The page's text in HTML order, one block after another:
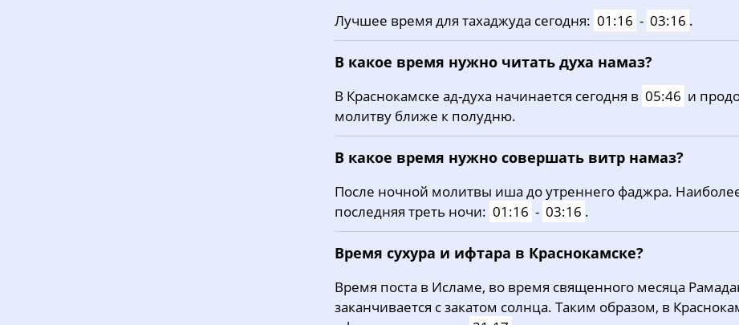
Лучшее время для тахаджуда сегодня: 01:16 - 03:16 .
В какое время нужно читать духа намаз?
В Краснокамске ад-духа начинается сегодня в 05:46 и
молитву ближе к полудню.
В какое время нужно совершать витр намаз?
После ночной молитвы иша до утреннего фаджра.
последняя треть ночи: 01:16 - 03:16 .
Время сухура и ифтара в Краснокамске?
Время поста в Исламе, во время священного месяца
заканчивается с закатом солнца. Таким образом, в